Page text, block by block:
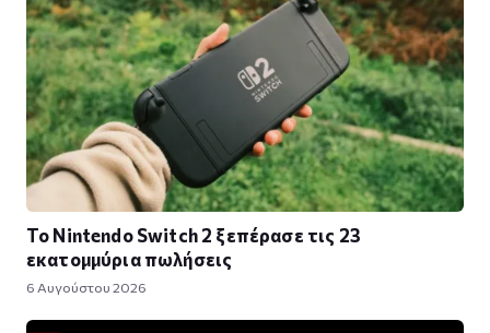
Το Nintendo Switch 2 ξεπέρασε τις 23
εκατομμύρια πωλήσεις
6 Αυγούστου 2026